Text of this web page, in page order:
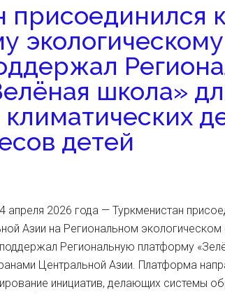
присоединился к
школа»
детей
апреля 2026 года — Туркменистан
Азии на Региональном экологическом
Региональную платформу
Центральной Азии. Платформа
инициатив, делающих системы